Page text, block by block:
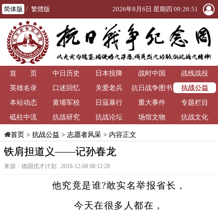
简体版 / 繁體版 2026年8月6日 星期四 09:26:52
首 页 中日历史 日本投降 战时中国
战线战役
英雄名录
口述回忆 关爱老兵
抗日战争图书
馆
抗战公益
本站动态
黄埔军校 日寇暴行 重大事件
专题栏目
砥柱中流
抗战研究 抗战论坛 场馆文物 抗战文化
首页> 抗战公益 > 志愿者风采> 内容正文
铁肩担道义——记孙春龙
来源：德国优才计划 2018-12-08 08:12:28
他究竟是谁?敢实名举报省长，
今天在很多人都在，